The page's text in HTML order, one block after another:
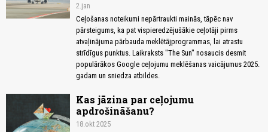
2.jan
Ceļošanas noteikumi nepārtraukti mainās, tāpēc nav
pārsteigums, ka pat vispieredzējušākie ceļotāji pirms
atvaļinājuma pārbauda meklētājprogrammas, lai atrastu
strīdīgus punktus. Laikraksts "The Sun" nosaucis desmit
populārākos Google ceļojumu meklēšanas vaicājumus 2025.
gadam un sniedza atbildes.
Kas jāzina par ceļojumu
apdrošināšanu?
18.okt 2025